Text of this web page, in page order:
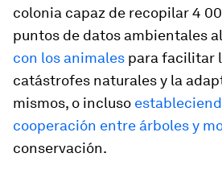
colonia capaz de recopilar 4
puntos de datos ambientales
con los animales para facilitar
catástrofes naturales y la
mismos, o incluso
cooperación entre árboles y
conservación.